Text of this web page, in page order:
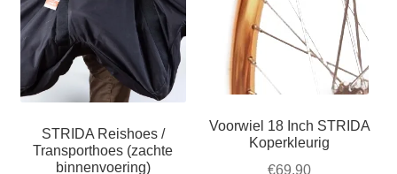
STRIDA Reishoes /
Transporthoes (zachte
binnenvoering)
Voorwiel 18 Inch STRIDA
Koperkleurig
€69,90